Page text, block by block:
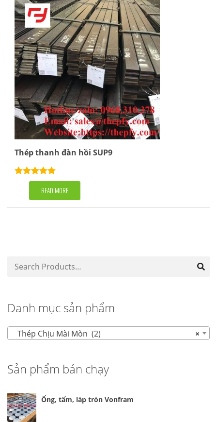
Thép thanh đàn hồi SUP9
Rated5.00
out of 5READ MORE
Danh mục sản phẩm
×
Thép Chịu Mài Mòn (2)
Sản phẩm bán chạy
Ống, tấm, láp tròn Vonfram